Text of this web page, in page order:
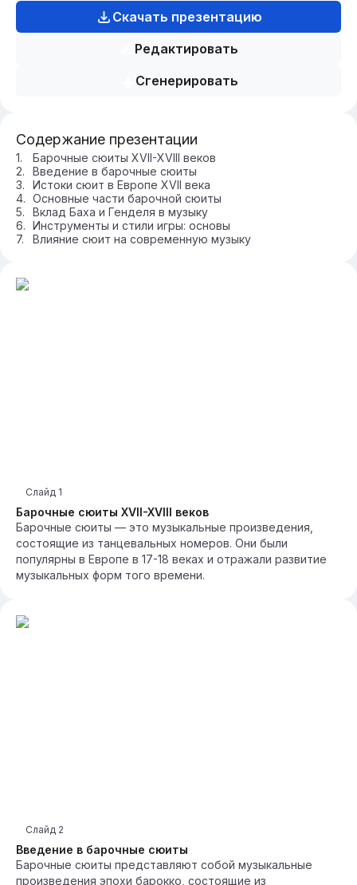
Скачать презентацию
Редактировать
Сгенерировать
Содержание презентации
Барочные сюиты XVII-XVIII веков
Введение в барочные сюиты
Истоки сюит в Европе XVII века
Основные части барочной сюиты
Вклад Баха и Генделя в музыку
Инструменты и стили игры: основы
Влияние сюит на современную музыку
Барочные сюиты XVII-XVIII веков
Слайд 1
Барочные сюиты — это музыкальные произведения,
состоящие из танцевальных номеров. Они были
популярны в Европе в 17-18 веках и отражали развитие
музыкальных форм того времени.
Введение в барочные сюиты
Слайд 2
Барочные сюиты представляют собой музыкальные
произведения эпохи барокко, состоящие из